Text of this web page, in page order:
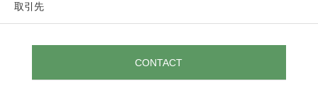
取引先
CONTACT